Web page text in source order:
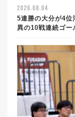
2026.08.04
5連勝の大分が4位
異の10戦連続ゴ